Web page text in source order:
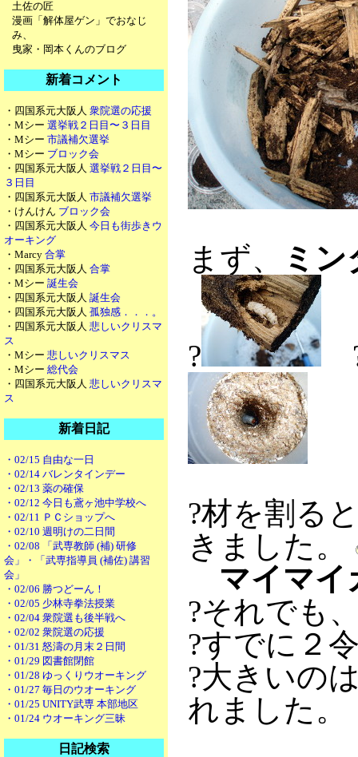
土佐の匠
漫画「解体屋ゲン」でおなじ
み、
曳家・岡本くんのブログ
新着コメント
・四国系元大阪人 衆院選の応援
・Mシー 選挙戦２日目〜３日目
・Mシー 市議補欠選挙
・Mシー ブロック会
・四国系元大阪人 選挙戦２日目〜
３日目
・四国系元大阪人 市議補欠選挙
・けんけん ブロック会
・四国系元大阪人 今日も街歩きウ
オーキング
・Marcy 合掌
・四国系元大阪人 合掌
・Mシー 誕生会
・四国系元大阪人 誕生会
・四国系元大阪人 孤独感．．．。
・四国系元大阪人 悲しいクリスマ
ス
・Mシー 悲しいクリスマス
・Mシー 総代会
・四国系元大阪人 悲しいクリスマ
ス
新着日記
・02/15 自由な一日
・02/14 バレンタインデー
・02/13 薬の確保
・02/12 今日も鳶ヶ池中学校へ
・02/11 ＰＣショップへ
・02/10 週明けの二日間
・02/08 「武専教師 (補) 研修
会」・「武専指導員 (補佐) 講習
会」
・02/06 勝つどーん！
・02/05 少林寺拳法授業
・02/04 衆院選も後半戦へ
・02/02 衆院選の応援
・01/31 怒濤の月末２日間
・01/29 図書館閉館
・01/28 ゆっくりウオーキング
・01/27 毎日のウオーキング
・01/25 UNITY武専 本部地区
・01/24 ウオーキング三昧
日記検索
まず、 ミ
?
?材を割る
きました。
マイマイ
?それでも
?すでに２
?大きいの
れました。